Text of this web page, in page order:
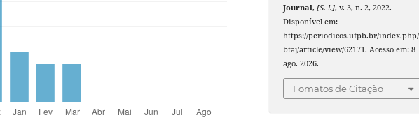
Journal,[S. l.], v. 3, n. 2, 2022.
Disponível em:
https://periodicos.ufpb.br/index.php/
btaj/article/view/62171. Acesso em: 8
ago. 2026.
Fomatos de Citação